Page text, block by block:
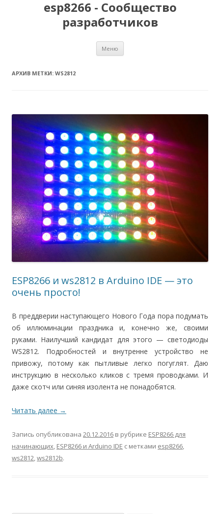
esp8266 - Сообщество
разработчиков
Меню
АРХИВ МЕТКИ: WS2812
ESP8266 и ws2812 в Arduino IDE — это
очень просто!
В преддверии наступающего Нового Года пора подумать
об иллюминации праздника и, конечно же, своими
руками. Наилучший кандидат для этого — светодиоды
WS2812. Подробностей и внутренне устройство не
привожу, потому как пытливые легко погуглят. Даю
инструкцию в несколько кликов с тремя проводками. И
даже скотч или синяя изолента не понадобятся.
Читать далее →
Запись опубликована 20.12.2016 в рубрике ESP8266 для
начинающих, ESP8266 и Arduino IDE с метками esp8266,
ws2812,ws2812b.